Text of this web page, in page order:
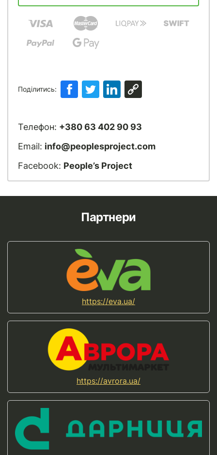
Поділитись:
Телефон: +380 63 402 90 93
Email: info@peoplesproject.com
Facebook: People’s Project
Партнери
https://eva.ua/
https://avrora.ua/